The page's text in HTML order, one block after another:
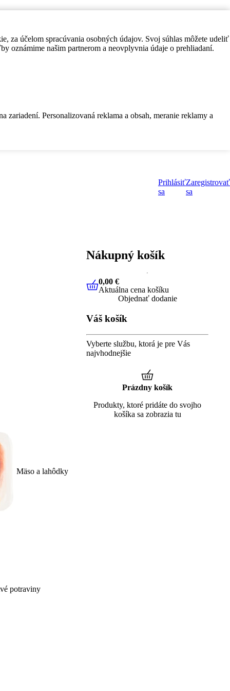
za účelom spracúvania osobných údajov. Svoj súhlas môžete udeliť
oznámime našim partnerom a neovplyvnia údaje o prehliadaní.
Personalizovaná reklama a obsah, meranie reklamy a
Prihlásiť
sa
Zaregistrovať
sa
Mäso a lahôdky
potraviny
Nákupný košík
0,00 €Aktuálna cena košíku
0,00 €
Aktuálna cena košíku
Objednať dodanie
Váš košík
Vyberte službu, ktorá je pre Vás
najvhodnejšie
Prázdny košík
Produkty, ktoré pridáte do svojho
košíka sa zobrazia tu